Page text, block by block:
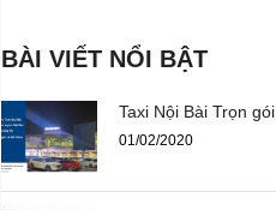
BÀI VIẾT NỔI BẬT
Taxi Nội Bài Trọn gói
01/02/2020